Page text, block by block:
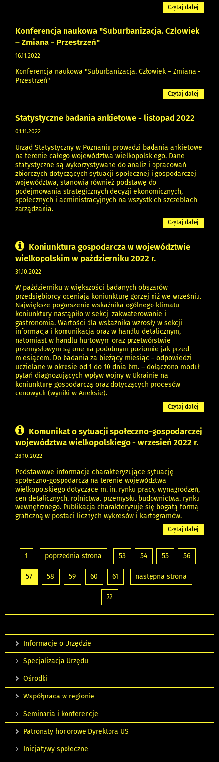
Czytaj dalej
Konferencja naukowa "Suburbanizacja. Człowiek
– Zmiana - Przestrzeń"
16.11.2022
Konferencja naukowa "Suburbanizacja. Człowiek – Zmiana -
Przestrzeń"
Czytaj dalej
Statystyczne badania ankietowe - listopad 2022
01.11.2022
Urząd Statystyczny w Poznaniu prowadzi badania ankietowe
na terenie całego województwa wielkopolskiego. Dane
statystyczne są wykorzystywane do analiz i opracowań
zbiorczych dotyczących sytuacji społecznej i gospodarczej
województwa, stanowią również podstawę do
podejmowania strategicznych decyzji ekonomicznych,
społecznych i administracyjnych na wszystkich szczeblach
zarządzania.
Czytaj dalej
Koniunktura gospodarcza w województwie
wielkopolskim w październiku 2022 r.
31.10.2022
W październiku w większości badanych obszarów
przedsiębiorcy oceniają koniunkturę gorzej niż we wrześniu.
Największe pogorszenie wskaźnika ogólnego klimatu
koniunktury nastąpiło w sekcji zakwaterowanie i
gastronomia. Wartości dla wskaźnika wzrosły w sekcji
informacja i komunikacja oraz w handlu detalicznym,
natomiast w handlu hurtowym oraz przetwórstwie
przemysłowym są one na podobnym poziomie jak przed
miesiącem. Do badania za bieżący miesiąc – odpowiedzi
udzielane w okresie od 1 do 10 dnia bm. – dołączono moduł
pytań diagnozujących wpływ wojny w Ukrainie na
koniunkturę gospodarczą oraz dotyczących procesów
cenowych (wyniki w Aneksie).
Czytaj dalej
Komunikat o sytuacji społeczno-gospodarczej
województwa wielkopolskiego - wrzesień 2022 r.
28.10.2022
Podstawowe informacje charakteryzujące sytuację
społeczno-gospodarczą na terenie województwa
wielkopolskiego dotyczące m. in. rynku pracy, wynagrodzeń,
cen detalicznych, rolnictwa, przemysłu, budownictwa, rynku
wewnętrznego. Publikacja charakteryzuje się bogatą formą
graficzną w postaci licznych wykresów i kartogramów.
Czytaj dalej
1 poprzednia strona 53 54 55 56
57 58 59 60 61 następna strona
72
Informacje o Urzędzie
Specjalizacja Urzędu
Ośrodki
Współpraca w regionie
Seminaria i konferencje
Patronaty honorowe Dyrektora US
Inicjatywy społeczne